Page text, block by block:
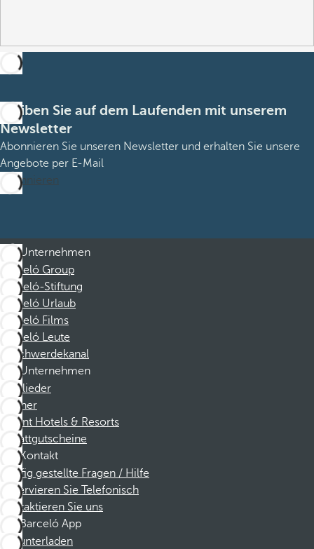
Bleiben Sie auf dem Laufenden mit unserem
Newsletter
Abonnieren Sie unseren Newsletter und erhalten Sie unsere
Angebote per E-Mail
Abonnieren
Unternehmen
Barceló Group
Barceló-Stiftung
Barceló Urlaub
Barceló Films
Barceló Leute
Beschwerdekanal
Unternehmen
Mitglieder
Partner
Dorint Hotels & Resorts
Rabattgutscheine
Kontakt
Häufig gestellte Fragen / Hilfe
Reservieren Sie Telefonisch
Kontaktieren Sie uns
Barceló App
Herunterladen